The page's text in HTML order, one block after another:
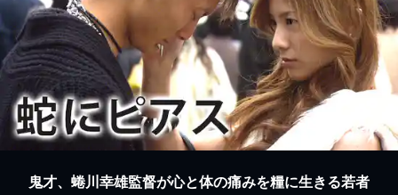
鬼才、蜷川幸雄監督が心と体の痛みを糧に生きる若者